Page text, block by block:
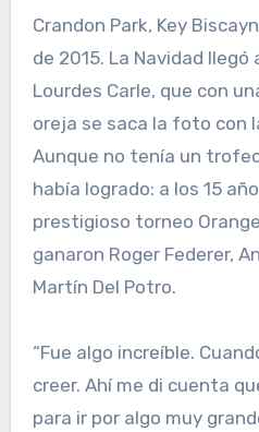
Crandon Park, Key Biscayne, Florida. Diciembre
de 2015. La Navidad llegó
Lourdes Carle, que con
oreja se saca la foto con
Aunque no tenía un
había logrado: a los 15
prestigioso torneo
ganaron Roger Federer,
Martín Del Potro.
“Fue algo increíble.
creer. Ahí me di cuenta
para ir por algo muy